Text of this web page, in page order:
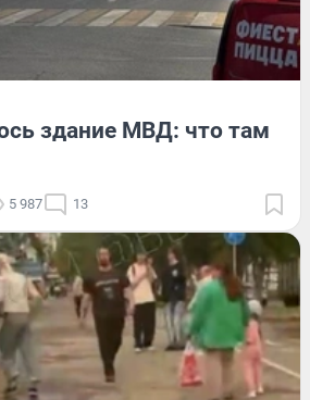
здание МВД: что там
5 987 13